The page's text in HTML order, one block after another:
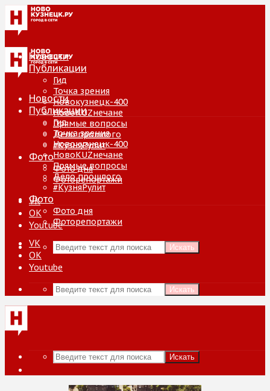
Новости
Публикации
Гид
Точка зрения
Новокузнецк-400
НовоKUZнечане
Прямые вопросы
Дело прошлого
#КузняРулит
Фото
Фото дня
Фоторепортажи
VK
ОК
Youtube
Искать
Новости
Публикации
Гид
Точка зрения
Новокузнецк-400
НовоKUZнечане
Прямые вопросы
Дело прошлого
#КузняРулит
Фото
Фото дня
Фоторепортажи
VK
ОК
Youtube
Искать
Искать